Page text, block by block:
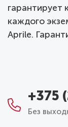
гарантирует
каждого
Aprile.
+375
Без